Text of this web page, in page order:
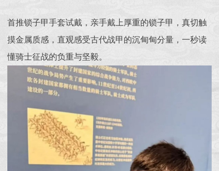
首推锁子甲手套试戴，亲手戴上厚重的锁子甲，真切触
摸金属质感，直观感受古代战甲的沉甸甸分量，一秒读
懂骑士征战的负重与坚毅。